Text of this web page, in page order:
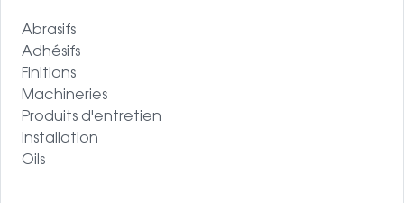
Abrasifs
Adhésifs
Finitions
Machineries
Produits d'entretien
Installation
Oils